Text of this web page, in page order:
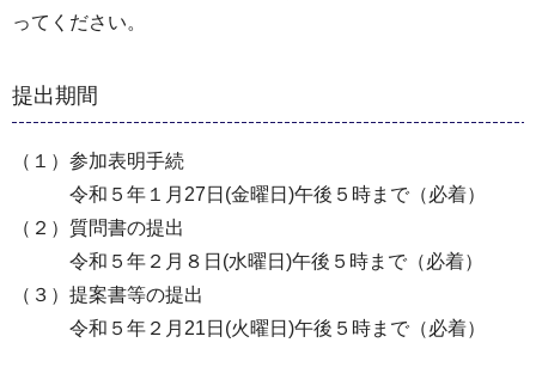
ってください。
提出期間
（１）参加表明手続
令和５年１月27日(金曜日)午後５時まで（必着）
（２）質問書の提出
令和５年２月８日(水曜日)午後５時まで（必着）
（３）提案書等の提出
令和５年２月21日(火曜日)午後５時まで（必着）